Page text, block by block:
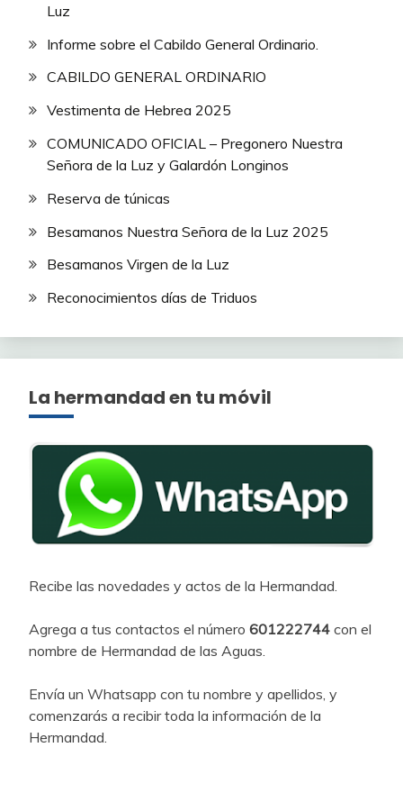
Luz
Informe sobre el Cabildo General Ordinario.
CABILDO GENERAL ORDINARIO
Vestimenta de Hebrea 2025
COMUNICADO OFICIAL – Pregonero Nuestra
Señora de la Luz y Galardón Longinos
Reserva de túnicas
Besamanos Nuestra Señora de la Luz 2025
Besamanos Virgen de la Luz
Reconocimientos días de Triduos
La hermandad en tu móvil
Recibe las novedades y actos de la Hermandad.
Agrega a tus contactos el número 601222744 con el
nombre de Hermandad de las Aguas.
Envía un Whatsapp con tu nombre y apellidos, y
comenzarás a recibir toda la información de la
Hermandad.